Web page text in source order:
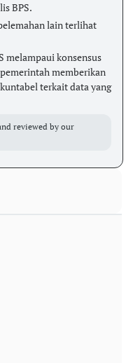
BPS.
lain terlihat
melampaui konsensus
memberikan
terkait data yang
reviewed by our